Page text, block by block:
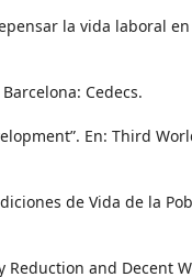
la vida laboral
Cedecs.
En: Third
de Vida de la
Reduction and Decent